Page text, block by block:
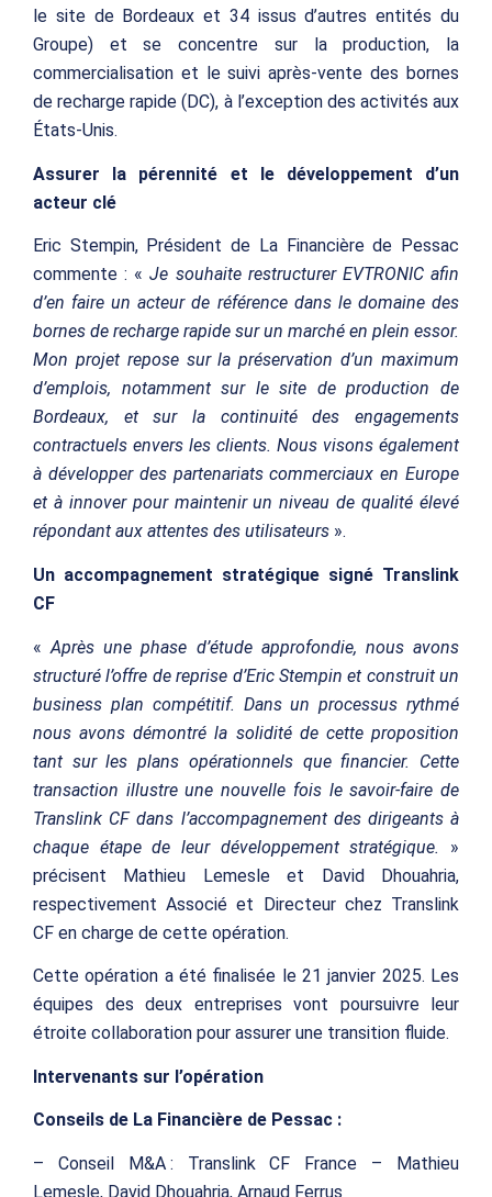
le site de Bordeaux et 34 issus d’autres entités du
Groupe) et se concentre sur la production, la
commercialisation et le suivi après-vente des bornes
de recharge rapide (DC), à l’exception des activités aux
États-Unis.
Assurer la pérennité et le développement d’un
acteur clé
Eric Stempin, Président de La Financière de Pessac
commente : «Je souhaite restructurer EVTRONIC afin
d’en faire un acteur de référence dans le domaine des
bornes de recharge rapide sur un marché en plein essor.
Mon projet repose sur la préservation d’un maximum
d’emplois, notamment sur le site de production de
Bordeaux, et sur la continuité des engagements
contractuels envers les clients. Nous visons également
à développer des partenariats commerciaux en Europe
et à innover pour maintenir un niveau de qualité élevé
répondant aux attentes des utilisateurs ».
Un accompagnement stratégique signé Translink
CF
«Après une phase d’étude approfondie, nous avons
structuré l’offre de reprise d’Eric Stempin et construit un
business plan compétitif. Dans un processus rythmé
nous avons démontré la solidité de cette proposition
tant sur les plans opérationnels que financier. Cette
transaction illustre une nouvelle fois le savoir-faire de
Translink CF dans l’accompagnement des dirigeants à
chaque étape de leur développement stratégique. »
précisent Mathieu Lemesle et David Dhouahria,
respectivement Associé et Directeur chez Translink
CF en charge de cette opération.
Cette opération a été finalisée le 21 janvier 2025. Les
équipes des deux entreprises vont poursuivre leur
étroite collaboration pour assurer une transition fluide.
Intervenants sur l’opération
Conseils de La Financière de Pessac :
– Conseil M&A : Translink CF France – Mathieu
Lemesle, David Dhouahria, Arnaud Ferrus